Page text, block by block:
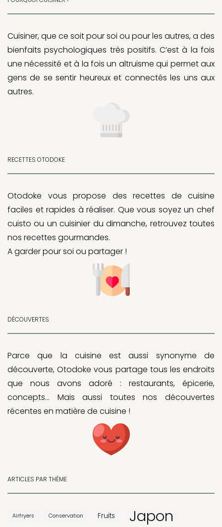
Cuisiner, que ce soit pour soi ou pour les autres, a des
bienfaits psychologiques très positifs. C’est à la fois
une nécessité et à la fois un altruisme qui permet aux
gens de se sentir heureux et connectés les uns aux
autres.
RECETTES OTODOKE
Otodoke vous propose des recettes de cuisine
faciles et rapides à réaliser. Que vous soyez un chef
cuisto ou un cuisinier du dimanche, retrouvez toutes
nos recettes gourmandes.
A garder pour soi ou partager !
DÉCOUVERTES
Parce que la cuisine est aussi synonyme de
découverte, Otodoke vous partage tous les endroits
que nous avons adoré : restaurants, épicerie,
concepts… Mais aussi toutes nos découvertes
récentes en matière de cuisine !
ARTICLES PAR THÈME
Airfryers Conservation Fruits Japon